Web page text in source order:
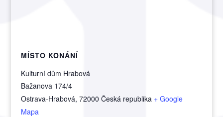
MÍSTO KONÁNÍ
Kulturní dům Hrabová
Bažanova 174/4
Ostrava-Hrabová, 72000 Česká republika + Google
Mapa